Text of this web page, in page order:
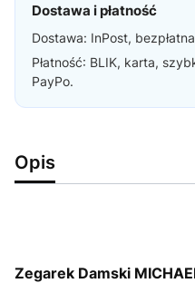
Dostawa i płatność
Dostawa: InPost,
Płatność: BLIK, karta,
PayPo.
Opis
Zegarek Damski